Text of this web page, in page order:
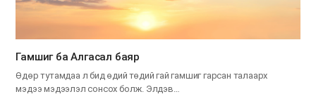
Гамшиг ба Алгасал баяр
Өдөр тутамдаа л бид өдий төдий гай гамшиг гарсан талаарх
мэдээ мэдээлэл сонсох болж. Элдэв…